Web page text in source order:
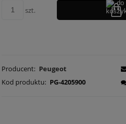
szt.
Producent: Peugeot
Kod produktu: PG-4205900